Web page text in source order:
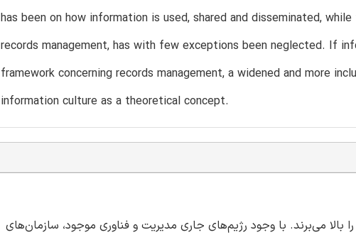
has been on how information is used, shared and disseminated,
records management, has with few exceptions been neglected. If
framework concerning records management, a widened and more
information culture as a theoretical concept.
می‌برند. با وجود رژیم‌های جاری مدیریت و فناوری موجود، سازمان‌های